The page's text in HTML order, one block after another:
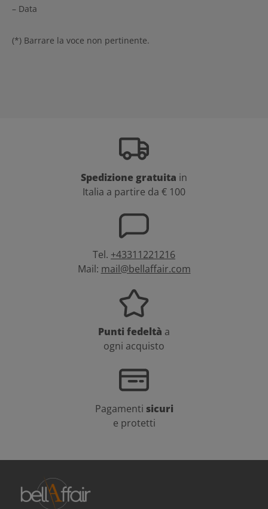
– Data
(*) Barrare la voce non pertinente.
Spedizione gratuita in
Italia a partire da € 100
Tel. +43311221216
Mail: mail@bellaffair.com
Punti fedeltà a
ogni acquisto
Pagamenti sicuri
e protetti